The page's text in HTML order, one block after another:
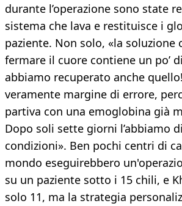
durante l’operazione sono state
sistema che lava e restituisce i
paziente. Non solo, «la soluzione
fermare il cuore contiene un po’
abbiamo recuperato anche
veramente margine di errore,
partiva con una emoglobina già
Dopo soli sette giorni l’abbiamo
condizioni». Ben pochi centri di
mondo eseguirebbero
su un paziente sotto i 15 chili, e
solo 11, ma la strategia